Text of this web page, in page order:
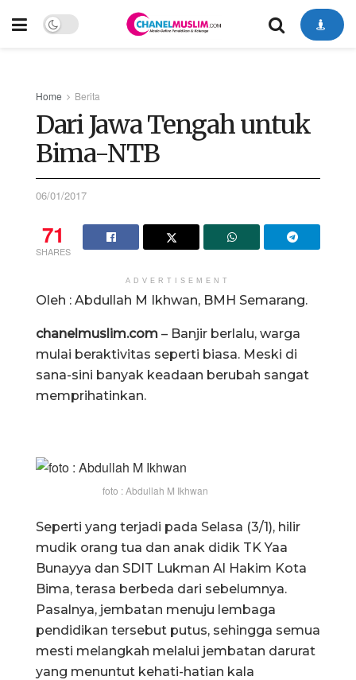
Home Berita
Dari Jawa Tengah untuk
Bima-NTB
06/01/2017
71
SHARES
ADVERTISEMENT
Oleh : Abdullah M Ikhwan, BMH Semarang.
chanelmuslim.com – Banjir berlalu, warga
mulai beraktivitas seperti biasa. Meski di
sana-sini banyak keadaan berubah sangat
memprihatinkan.
foto : Abdullah M Ikhwan
Seperti yang terjadi pada Selasa (3/1), hilir
mudik orang tua dan anak didik TK Yaa
Bunayya dan SDIT Lukman Al Hakim Kota
Bima, terasa berbeda dari sebelumnya.
Pasalnya, jembatan menuju lembaga
pendidikan tersebut putus, sehingga semua
mesti melangkah melalui jembatan darurat
yang menuntut kehati-hatian kala